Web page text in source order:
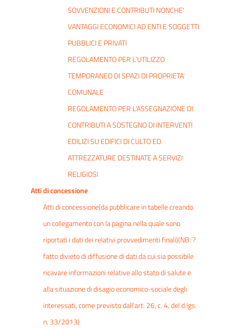
SOVVENZIONI E CONTRIBUTI NONCHE'
VANTAGGI ECONOMICI AD ENTI E SOGGETTI
PUBBLICI E PRIVATI
REGOLAMENTO PER L’UTILIZZO
TEMPORANEO DI SPAZI DI PROPRIETA'
COMUNALE
REGOLAMENTO PER L'ASSEGNAZIONE DI
CONTRIBUTI A SOSTEGNO DI INTERVENTI
EDILIZI SU EDIFICI DI CULTO ED
ATTREZZATURE DESTINATE A SERVIZI
RELIGIOSI
Atti di concessione
Atti di concessione(da pubblicare in tabelle creando
un collegamento con la pagina nella quale sono
riportati i dati dei relativi provvedimenti finali)(NB: ?
fatto divieto di diffusione di dati da cui sia possibile
ricavare informazioni relative allo stato di salute e
alla situazione di disagio economico-sociale degli
interessati, come previsto dall'art. 26, c. 4, del d.lgs.
n. 33/2013)